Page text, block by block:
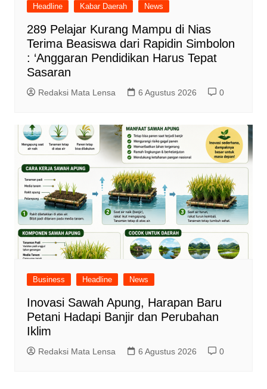
Headline Kabar Daerah News
289 Pelajar Kurang Mampu di Nias
Terima Beasiswa dari Rapidin Simbolon
: ‘Anggaran Pendidikan Harus Tepat
Sasaran
Redaksi Mata Lensa 6 Agustus 2026 0
Business Headline News
Inovasi Sawah Apung, Harapan Baru
Petani Hadapi Banjir dan Perubahan
Iklim
Redaksi Mata Lensa 6 Agustus 2026 0